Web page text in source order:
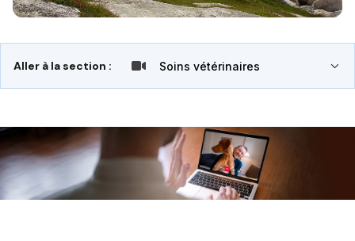
Aller à la section : Soins vétérinaires